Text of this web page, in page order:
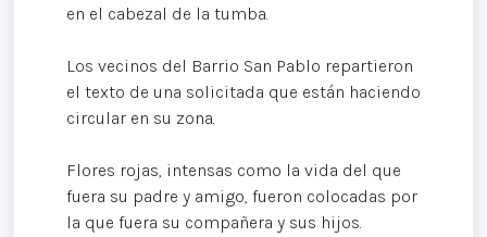
en el cabezal de la tumba.
Los vecinos del Barrio San Pablo repartieron
el texto de una solicitada que están haciendo
circular en su zona.
Flores rojas, intensas como la vida del que
fuera su padre y amigo, fueron colocadas por
la que fuera su compañera y sus hijos.